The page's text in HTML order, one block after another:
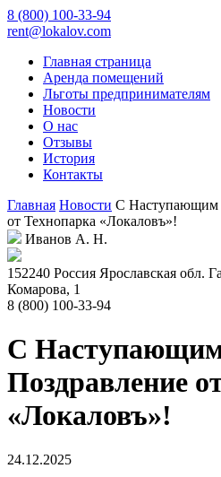
8 (800) 100-33-94
rent@lokalov.com
Главная страница
Аренда помещений
Льготы предпринимателям
Новости
О нас
Отзывы
История
Контакты
Главная Новости С Наступающим
от Технопарка «Локаловъ»!
Иванов А. Н.
152240 Россия Ярославская обл.
Комарова, 1
8 (800) 100-33-94
С Наступающим
Поздравление
«Локаловъ»!
24.12.2025